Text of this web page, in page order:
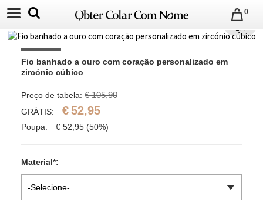
0
1/4
Fio banhado a ouro com coração personalizado em
zircónio cúbico
Preço de tabela: € 105,90
GRÁTIS: €52,95
Poupa: € 52,95 (50%)
Material*:
-Selecione-